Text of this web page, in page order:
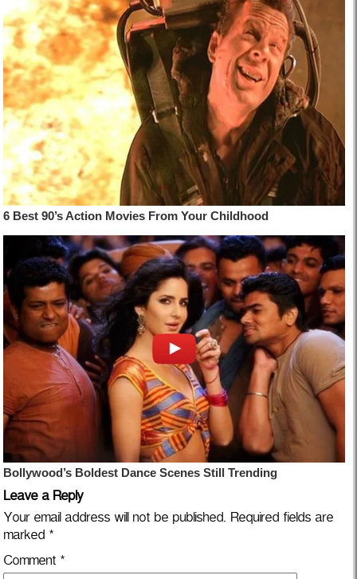
Leave a Reply
Your email address will not be published. Required fields are
marked *
Comment *